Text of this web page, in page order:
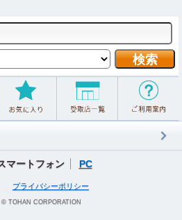
マートフォン PC
プライバシーポリシー
TOHAN CORPORATION